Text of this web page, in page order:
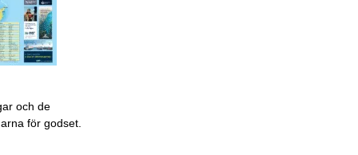
och de
för godset.